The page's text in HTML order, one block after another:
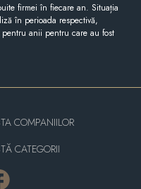
firmei în fiecare an. Situația
în perioada respectivă,
anii pentru care au fost
COMPANIILOR
CATEGORII